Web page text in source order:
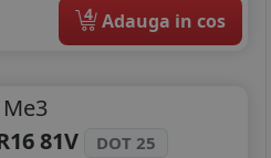
4 Adauga in cos
Me3
81V
DOT 25